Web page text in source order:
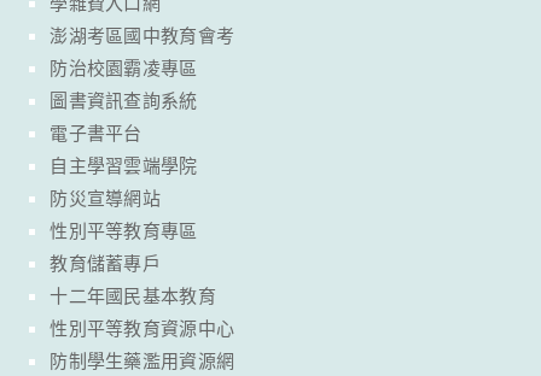
澎湖考區國中教育會考
防治校園霸凌專區
圖書資訊查詢系統
電子書平台
自主學習雲端學院
防災宣導網站
性別平等教育專區
教育儲蓄專戶
十二年國民基本教育
性別平等教育資源中心
防制學生藥濫用資源網